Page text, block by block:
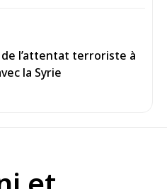
l’attentat terroriste à
la Syrie